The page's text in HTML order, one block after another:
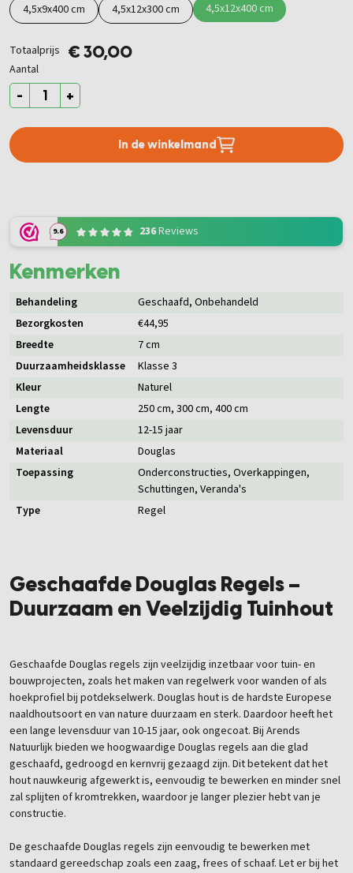
4,5x9x400 cm
4,5x12x300 cm 4,5x12x400 cm
Totaalprijs € 30,00
Aantal
- +
In de winkelmand
Geschaafde Douglas Regels –
Duurzaam en Veelzijdig Tuinhout
Geschaafde Douglas regels zijn veelzijdig inzetbaar voor tuin- en
bouwprojecten, zoals het maken van regelwerk voor wanden of als
hoekprofiel bij potdekselwerk. Douglas hout is de hardste Europese
naaldhoutsoort en van nature duurzaam en sterk. Daardoor heeft het
een lange levensduur van 10-15 jaar, ook ongecoat. Bij Arends
Natuurlijk bieden we hoogwaardige Douglas regels aan die glad
geschaafd, gedroogd en kernvrij gezaagd zijn. Dit betekent dat het
hout nauwkeurig afgewerkt is, eenvoudig te bewerken en minder snel
zal splijten of kromtrekken, waardoor je langer plezier hebt van je
constructie.
De geschaafde Douglas regels zijn eenvoudig te bewerken met
standaard gereedschap zoals een zaag, frees of schaaf. Let er bij het
9.6 236Reviews
Kenmerken
Behandeling Geschaafd, Onbehandeld
Bezorgkosten
€44,95
Breedte
7 cm
Duurzaamheidsklasse
Klasse 3
Kleur
Naturel
Lengte
250 cm, 300 cm, 400 cm
Levensduur
12-15 jaar
Materiaal
Douglas
Toepassing
Onderconstructies, Overkappingen,
Schuttingen, Veranda's
Type
Regel